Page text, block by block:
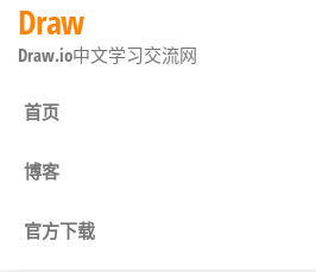
前
往
内
容
Draw
Draw.io中文学习交流网
首页
博客
官方下载